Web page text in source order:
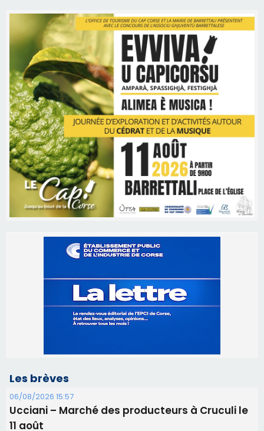
06/08/2026 15:57
Ucciani – Marché des producteurs à Cruculi le
Corte – L’association A Nuciola organise une
projection sous les étoiles
06/08/2026 15:04
Alata - Soirée Tango Argentin au stade de San
Benedetto